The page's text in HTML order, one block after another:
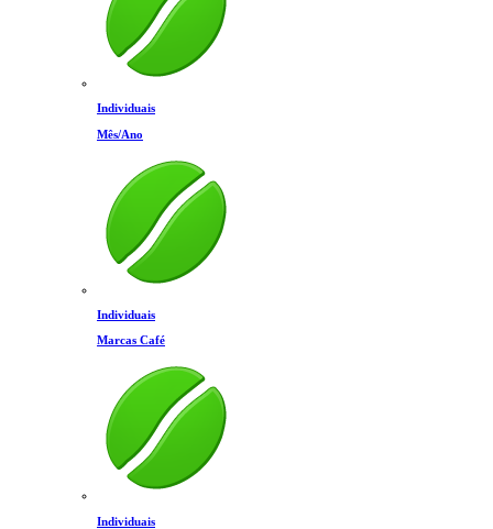
Individuais
Mês/Ano
Individuais
Marcas Café
Individuais